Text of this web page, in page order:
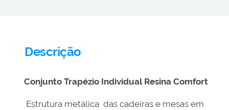
Descrição
Conjunto Trapézio Individual Resina Comfort
Estrutura metálica das cadeiras e mesas em